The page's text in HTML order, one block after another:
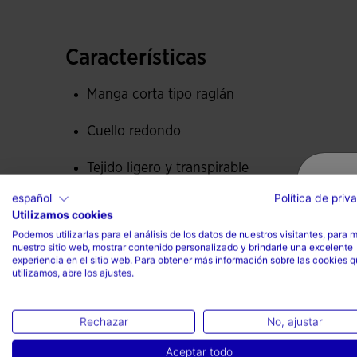
Está confeccionada con tejido resistente y
física del deportista y da libertad a sus
En cuanto al diseño, destaca el toque clásico
Características
Manga corta tipo raglán
Cuello redondo
Tejido ligero y transpirable
Logo en printing
Libertad de movimiento
Tipo de ajuste: ligeramente
ajustado
español
Política de
Utilizamos cookies
Podemos utilizarlas para el análisis de los datos de nuestros visitantes, para
nuestro sitio web, mostrar contenido personalizado y brindarle una excelente
experiencia en el sitio web. Para obtener más información sobre las cookies
utilizamos, abre los ajustes.
Rechazar No, ajustar
Aceptar todo